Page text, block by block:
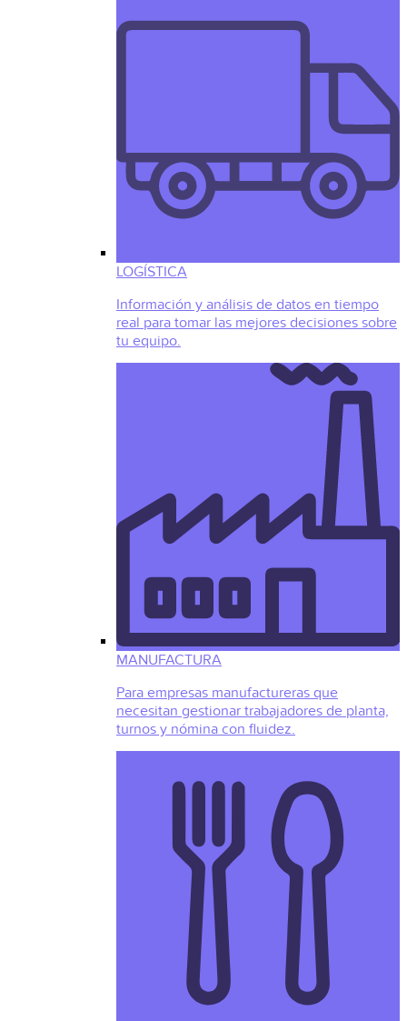
LOGÍSTICA
Información y análisis de datos en tiempo
real para tomar las mejores decisiones sobre
tu equipo.
MANUFACTURA
Para empresas manufactureras que
necesitan gestionar trabajadores de planta,
turnos y nómina con fluidez.